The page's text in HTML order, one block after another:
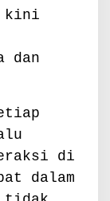
kini
dan
di
dalam